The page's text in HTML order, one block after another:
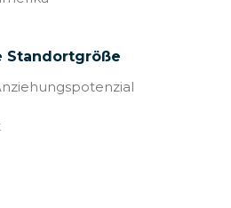
Standortgröße